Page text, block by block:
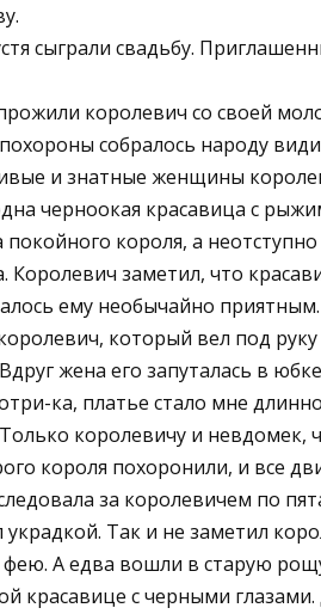
сыграли свадьбу.
королевич со своей
собралось народу
и знатные женщины
черноокая красавица с
покойного короля, а
Королевич заметил, что
ему необычайно
который вел под
жена его запуталась в
ка, платье стало мне
королевичу и невдомек,
короля похоронили, и все
за королевичем по
украдкой. Так и не заметил
А едва вошли в старую
красавице с черными